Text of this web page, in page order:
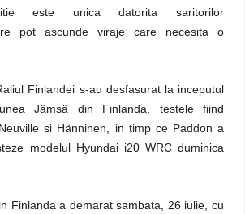
este unica datorita saritorilor
pot ascunde viraje care necesita o
Finlandei s-au desfasurat la inceputul
Jämsä din Finlanda, testele fiind
si Hänninen, in timp ce Paddon a
modelul Hyundai i20 WRC duminica
Finlanda a demarat sambata, 26 iulie, cu